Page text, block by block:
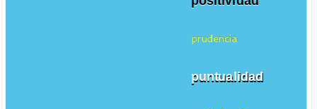
prudencia
puntualidad